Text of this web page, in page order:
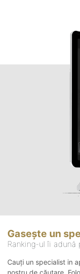
Gasește un
Ranking-ul îi
Cauți un specialist in
nostru de căutare.